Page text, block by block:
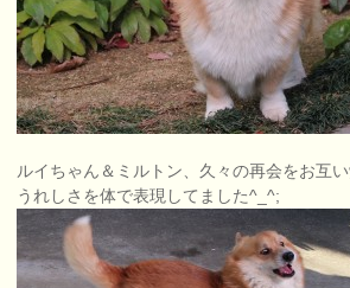
ルイちゃん＆ミルトン、久々の再会をお互い
うれしさを体で表現してました^_^;